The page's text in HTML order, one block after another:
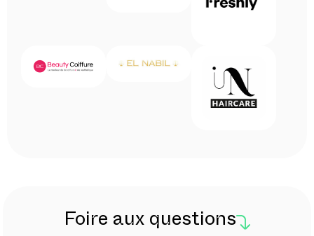
Foire aux questions